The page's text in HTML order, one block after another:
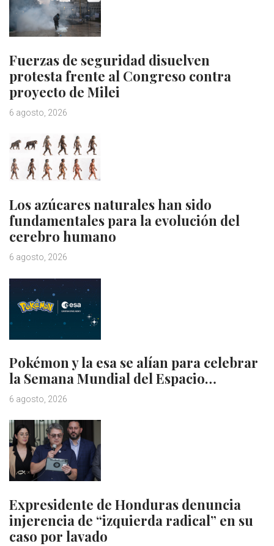
Fuerzas de seguridad disuelven
protesta frente al Congreso contra
proyecto de Milei
6 agosto, 2026
Los azúcares naturales han sido
fundamentales para la evolución del
cerebro humano
6 agosto, 2026
Pokémon y la esa se alían para celebrar
la Semana Mundial del Espacio…
6 agosto, 2026
Expresidente de Honduras denuncia
injerencia de “izquierda radical” en su
caso por lavado